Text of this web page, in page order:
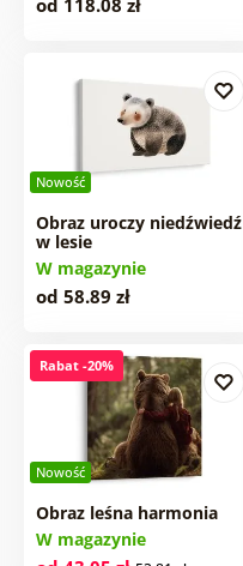
Nowość
Obraz uroczy niedźwiedź
w lesie
W magazynie
od 58.89 zł
Nowość
Rabat -20%
Obraz leśna harmonia
W magazynie